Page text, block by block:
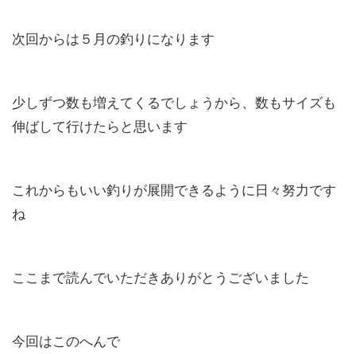
次回からは５月の釣りになります
少しずつ数も増えてくるでしょうから、数もサイズも
伸ばして行けたらと思います
これからもいい釣りが展開できるように日々努力です
ね
ここまで読んでいただきありがとうございました
今回はこのへんで